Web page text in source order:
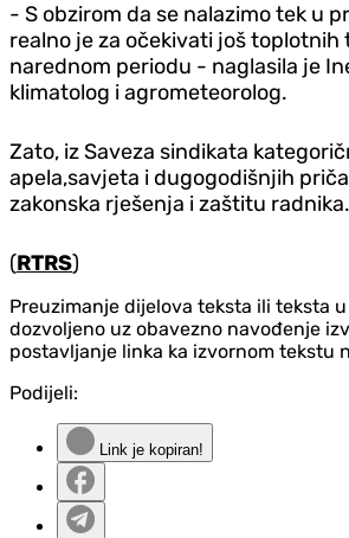
- S obzirom da se nalazimo tek u
realno je za očekivati još toplotnih
narednom periodu - naglasila je
klimatolog i agrometeorolog.
Zato, iz Saveza sindikata
apela,savjeta i dugogodišnjih
zakonska rješenja i zaštitu radnika.
(RTRS)
Preuzimanje dijelova teksta ili teksta
dozvoljeno uz obavezno navođenje
postavljanje linka ka izvornom tekstu
Podijeli:
Link je kopiran!